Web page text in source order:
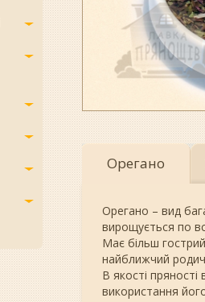
Орегано
Орегано – вид
вирощується по
Має більш
найближчий
В якості
використання